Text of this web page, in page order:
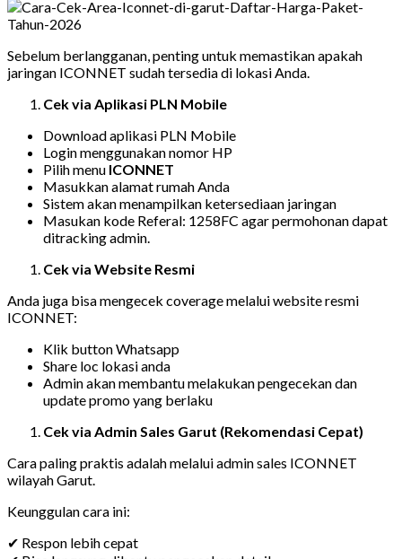
Sebelum berlangganan, penting untuk memastikan apakah
jaringan ICONNET sudah tersedia di lokasi Anda.
Cek via Aplikasi PLN Mobile
Download aplikasi PLN Mobile
Login menggunakan nomor HP
Pilih menu ICONNET
Masukkan alamat rumah Anda
Sistem akan menampilkan ketersediaan jaringan
Masukan kode Referal: 1258FC agar permohonan dapat
ditracking admin.
Cek via Website Resmi
Anda juga bisa mengecek coverage melalui website resmi
ICONNET:
Klik button Whatsapp
Share loc lokasi anda
Admin akan membantu melakukan pengecekan dan
update promo yang berlaku
Cek via Admin Sales Garut (Rekomendasi Cepat)
Cara paling praktis adalah melalui admin sales ICONNET
wilayah Garut.
Keunggulan cara ini:
✔ Respon lebih cepat